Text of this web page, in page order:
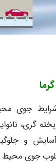
جوی
گری،
و
جوی محیط